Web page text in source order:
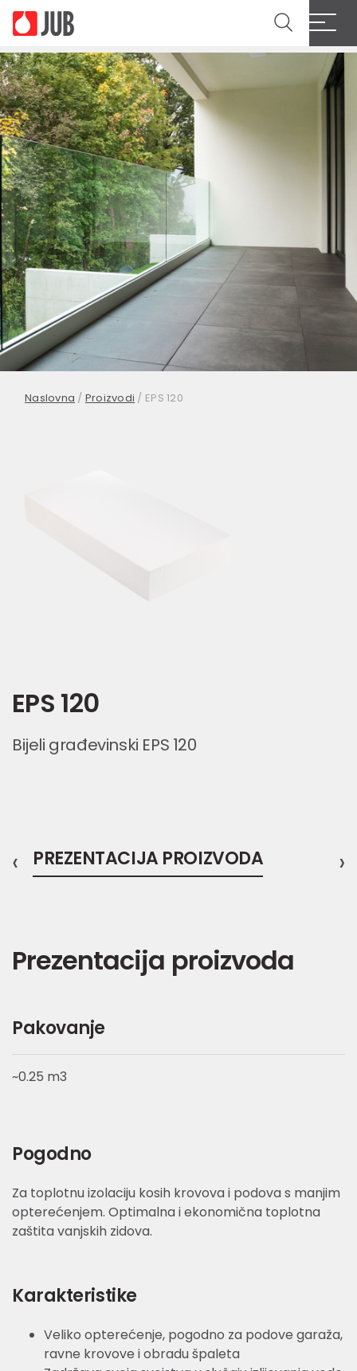
Naslovna / Proizvodi / EPS 120
EPS 120
Bijeli građevinski EPS 120
PREZENTACIJA PROIZVODA
‹ ›
Prezentacija proizvoda
Pakovanje
~0.25 m3
Pogodno
Za toplotnu izolaciju kosih krovova i podova s manjim
opterećenjem. Optimalna i ekonomična toplotna
zaštita vanjskih zidova.
Karakteristike
Veliko opterećenje, pogodno za podove garaža,
ravne krovove i obradu špaleta